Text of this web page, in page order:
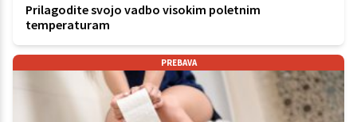
Prilagodite svojo vadbo visokim poletnim
temperaturam
PREBAVA